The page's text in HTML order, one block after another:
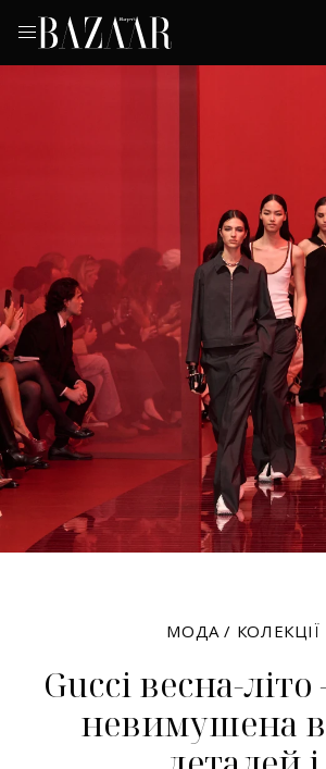
МОДА/ КОЛЕКЦІЇ
Gucci весна-
невимушена